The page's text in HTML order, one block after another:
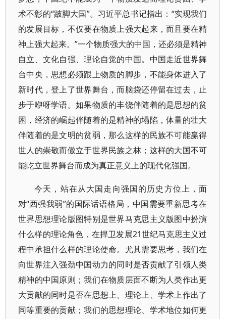
术不彰的“跛脚大国”。习近平总书记指出：“实现我们
的发展目标，不仅要在物质上强大起来，而且要在精
神上强大起来。”一个物质强大的中国，还必须是精神
自立、文化自强、理论自觉的中国。中国走近世界舞
台中央，思想必须跟上物质的脚步，不能身体进入了
新时代，登上了世界舞台，而脑袋还停留在过去，止
步于咿呀学语。如果物质的丰饶伴随着的是思想的贫
困，经济的崛起伴随着的是精神的塌陷，体量的壮大
伴随着的是文明的贫弱，那么这样的民族不可能赢得
世人的崇敬而傲立于世界民族之林；这样的大国不可
能屹立世界舞台而成为真正意义上的现代化强国。
今天，站在从大国走向强国的历史方位上，面
对“西强我弱”的国际话语格局，中国需要重新思考在
世界思想理论版图特别是世界马克思主义版图中扮演
什么样的理论角色，在捍卫发展21世纪马克思主义过
程中承担什么样的理论使命。尤其需要思考，我们在
向世界注入强劲中国动力的同时是否贡献了引领人类
精神的中国原则；我们在物质层面不断为人类作出更
大贡献的同时是否在思想上、理论上、学术上作出了
同等重要的贡献；我们的思想理论、学术地位如何更